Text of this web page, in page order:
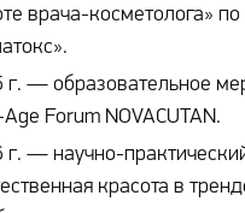
врача-косметолога»
г. — образовательное
Forum NOVACUTAN.
г. — научно-
красота в